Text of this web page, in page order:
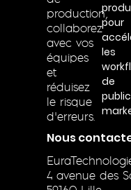
production,
collaborez
avec vos
équipes
et
réduisez
le risque
d’erreurs.
pour
les
de
Nous
4 avenue des